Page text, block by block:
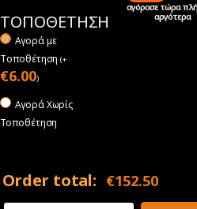
αγόρασε τώρα
αργότερα
ΤΟΠΟΘΕΤΗΣΗ
Αγορά με
Tοποθέτηση(+
€6.00)
Αγορά Χωρίς
Τοποθέτηση
Order total: €152.50